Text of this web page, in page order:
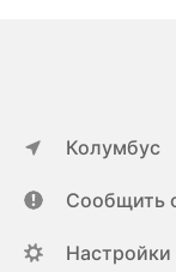
Колумбус
Сообщить
Настройки